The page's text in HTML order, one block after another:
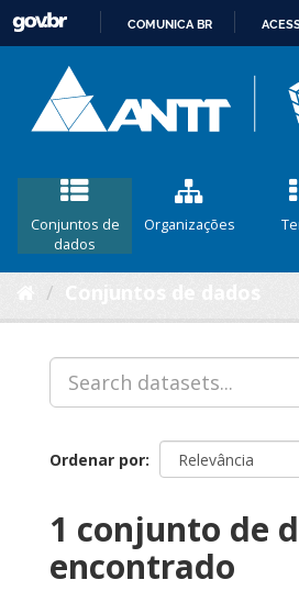
COMUNICA BR
Conjuntos de
dados
Organizações
Ordenar por
1 conjunto de
encontrado